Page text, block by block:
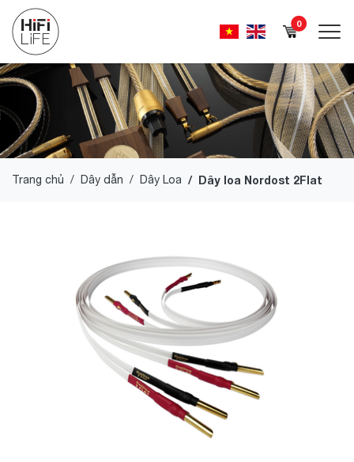
0
Trang chủ Dây dẫn Dây Loa Dây loa Nordost 2Flat